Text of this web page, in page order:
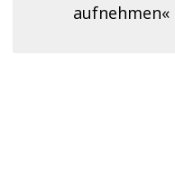
aufnehmen«